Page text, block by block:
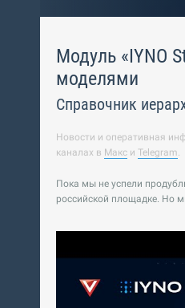
Модуль «IYNO
моделями
Справочник
Новости и оперативная
каналах в Макс и Telegram.
Пока мы не успели
российской площадке. Но